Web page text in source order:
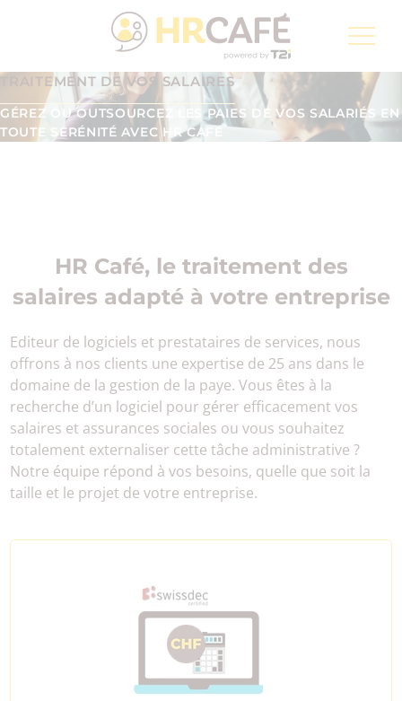
Groupe T2i, un spécialiste pour la transformation
numérique de la Poste Suisse
Inscription à la newsletter
TRAITEMENT DE VOS SALAIRES
GÉREZ OU OUTSOURCEZ LES PAIES DE VOS SALARIÉS EN
TOUTE SÉRÉNITÉ AVEC HR CAFÉ
HR Café, le traitement des
salaires adapté à votre entreprise
Editeur de logiciels et prestataires de services, nous
offrons à nos clients une expertise de 25 ans dans le
domaine de la gestion de la paye. Vous êtes à la
recherche d’un logiciel pour gérer efficacement vos
salaires et assurances sociales ou vous souhaitez
totalement externaliser cette tâche administrative ?
Notre équipe répond à vos besoins, quelle que soit la
taille et le projet de votre entreprise.